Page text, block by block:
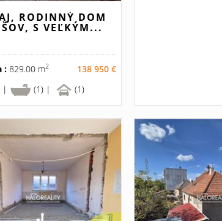
RODINNÝ DOM
S VEĽKÝM...
:829.00 m2
138 950 €
|
(1) | (1)